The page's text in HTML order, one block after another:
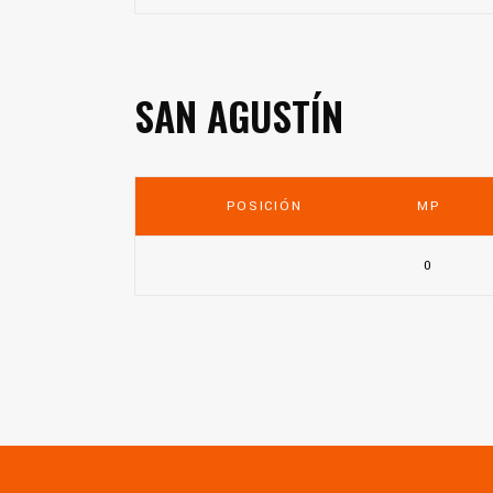
SAN AGUSTÍN
POSICIÓN MP
0